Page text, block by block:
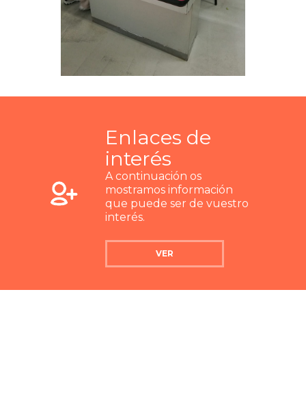
Enlaces de
interés
A continuación os
mostramos información
que puede ser de vuestro
interés.
VER